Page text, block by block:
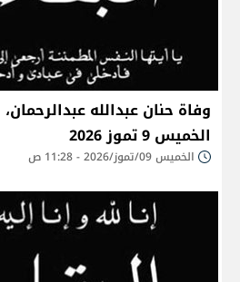
وفاة حنان عبدالله
الخميس 9 تموز 2026
الخميس 09/تموز/2026 - 11:28 ص